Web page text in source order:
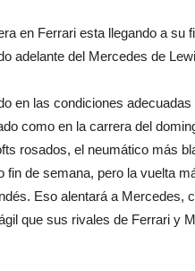
en Ferrari esta llegando a su
adelante del Mercedes de
en las condiciones
como en la carrera del
rosados, el neumático más
fin de semana, pero la vuelta
Eso alentará a Mercedes,
que sus rivales de Ferrari y